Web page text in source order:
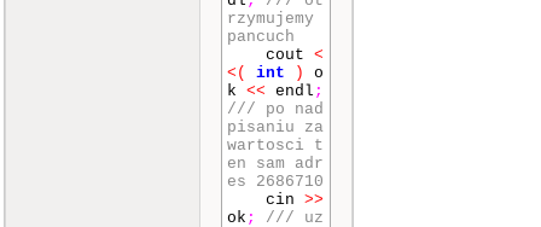
rzymujemy
pancuch
cout <
< ( int )
o
k << endl ;
/// po nad
pisaniu za
wartosci t
en sam adr
es 2686710
cin >>
ok ;
/// uz